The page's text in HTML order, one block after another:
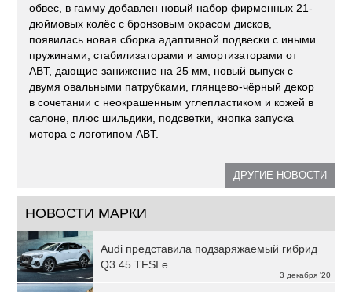
обвес, в гамму добавлен новый набор фирменных 21-
дюймовых колёс с бронзовым окрасом дисков,
появилась новая сборка адаптивной подвески с иными
пружинами, стабилизаторами и амортизаторами от
ABT, дающие занижение на 25 мм, новый выпуск с
двумя овальными патрубками, глянцево-чёрный декор
в сочетании с неокрашенным углепластиком и кожей в
салоне, плюс шильдики, подсветки, кнопка запуска
мотора с логотипом ABT.
ДРУГИЕ НОВОСТИ
НОВОСТИ МАРКИ
3 декабря '20
Audi представила подзаряжаемый гибрид
Q3 45 TFSI e